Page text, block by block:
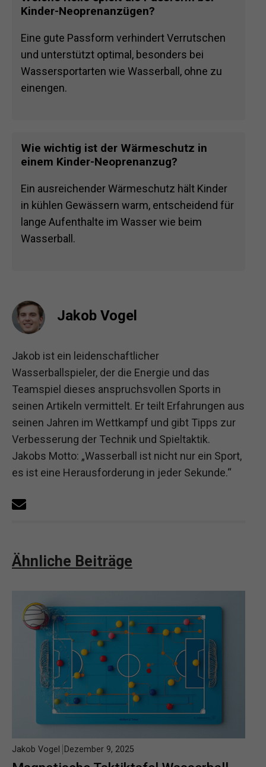
Kinder-Neoprenanzügen?
Eine gute Passform verhindert Verrutschen
und unterstützt optimal, besonders bei
Wassersportarten wie Wasserball, ohne zu
einengen.
Wie wichtig ist der Wärmeschutz in
einem Kinder-Neoprenanzug?
Ein ausreichender Wärmeschutz hält Kinder
in kühlen Gewässern warm, entscheidend für
lange Aufenthalte im Wasser wie beim
Wasserball.
Jakob Vogel
Jakob ist ein leidenschaftlicher
Wasserballspieler, der die Energie und das
Teamspiel dieses anspruchsvollen Sports in
seinen Artikeln vermittelt. Er teilt Erfahrungen aus
seinen Jahren im Wettkampf und gibt Tipps zur
Verbesserung der Technik und Spieltaktik.
Jakobs Motto: „Wasserball ist nicht nur ein Sport,
es ist eine Herausforderung in jeder Sekunde.“
Ähnliche Beiträge
Jakob Vogel Dezember 9, 2025